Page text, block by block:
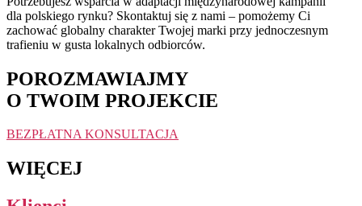
dla polskiego rynku? Skontaktuj się z nami – pomożemy Ci
zachować globalny charakter Twojej marki przy jednoczesnym
trafieniu w gusta lokalnych odbiorców.
POROZMAWIAJMY
O TWOIM PROJEKCIE
BEZPŁATNA KONSULTACJA
WIĘCEJ